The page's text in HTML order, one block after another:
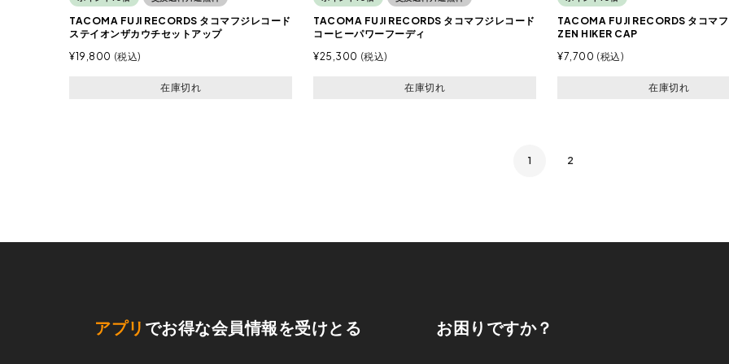
TACOMA FUJI RECORDS タコマフジレコード
ステイオンザカウチセットアップ
¥19,800 税込
在庫切れ
TACOMA FUJI RECORDS タコマフジレコード
コーヒーパワーフーディ
¥25,300 税込
在庫切れ
TACOMA FUJI RECORDS タコマフ
ZEN HIKER CAP
¥7,700 税込
在庫切れ
1 2
アプリ でお得な会員情報を受けとる お困りですか？